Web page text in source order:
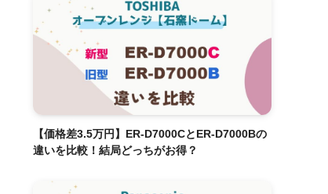
【価格差3.5万円】ER-D7000CとER-D7000Bの
違いを比較！結局どっちがお得？